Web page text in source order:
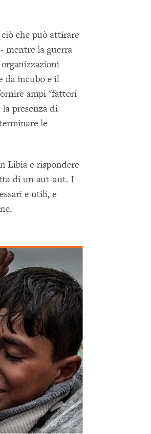
che può attirare
mentre la guerra
da incubo e il
ampi "fattori
presenza di
le
Libia e rispondere
di un aut-aut. I
e utili, e